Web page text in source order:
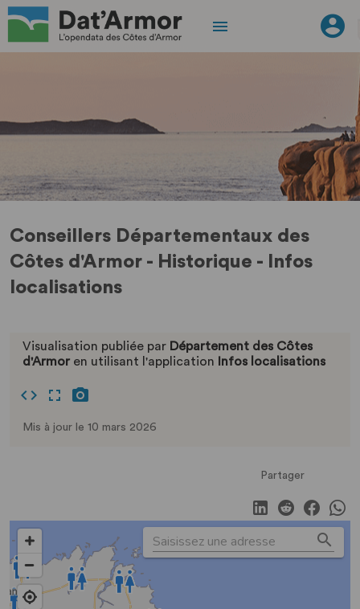
Conseillers Départementaux des
Côtes d'Armor - Historique - Infos
localisations
Visualisation publiée par Département des Côtes
d'Armor en utilisant l'application Infos localisations
Mis à jour le 10 mars 2026
Partager